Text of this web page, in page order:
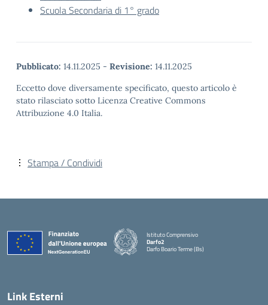
Scuola Secondaria di 1° grado
Pubblicato: 14.11.2025 - Revisione: 14.11.2025
Eccetto dove diversamente specificato, questo articolo è
stato rilasciato sotto Licenza Creative Commons
Attribuzione 4.0 Italia.
Stampa / Condividi
Istituto Comprensivo
Darfo2
Darfo Boario Terme (Bs)
Link Esterni